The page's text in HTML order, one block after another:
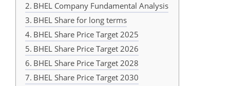
BHEL Company Fundamental Analysis
BHEL Share for long terms
BHEL Share Price Target 2025
BHEL Share Price Target 2026
BHEL Share Price Target 2028
BHEL Share Price Target 2030